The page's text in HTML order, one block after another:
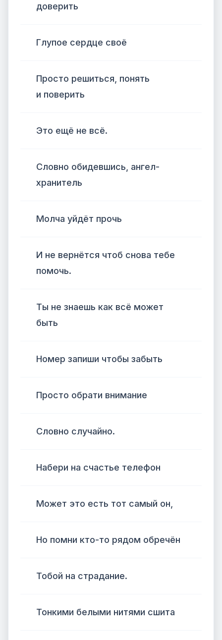
доверить
Глупое сердце своё
Просто решиться, понять
и поверить
Это ещё не всё.
Словно обидевшись, ангел-
хранитель
Молча уйдёт прочь
И не вернётся чтоб снова тебе
помочь.
Ты не знаешь как всё может
быть
Номер запиши чтобы забыть
Просто обрати внимание
Словно случайно.
Набери на счастье телефон
Может это есть тот самый он,
Но помни кто-то рядом обречён
Тобой на страдание.
Тонкими белыми нитями сшита